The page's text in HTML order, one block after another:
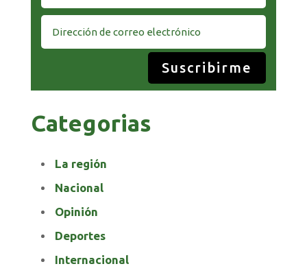
Suscribirme
Categorias
La región
Nacional
Opinión
Deportes
Internacional